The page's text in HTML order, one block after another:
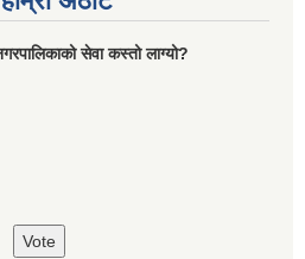
सेवा कस्तो लाग्यो?